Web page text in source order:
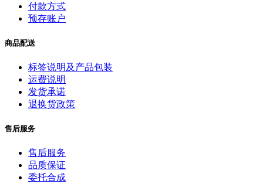
付款方式
预存账户
商品配送
标签说明及产品包装
运费说明
发货承诺
退换货政策
售后服务
售后服务
品质保证
委托合成